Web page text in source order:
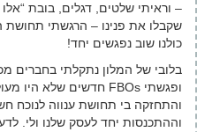
– וראיתי שלטים, דגלים, בובת “אלו
שקבלו את פנינו – הרגשתי
כולנו שוב נפגשים יחד!
בלובי של המלון נתקלתי בחברים
והתחזקה בי תחושת ענווה לנוכח
וההתכנסות יחד לעסק שלנו ולי.